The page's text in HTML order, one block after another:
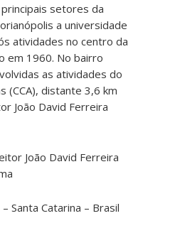
setores da
a universidade
atividades no centro da
em 1960. No bairro
as atividades do
(CCA), distante 3,6 km
João David Ferreira
João David Ferreira
Santa Catarina – Brasil